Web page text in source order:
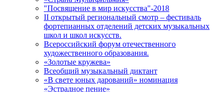
"Посвящение в мир искусства"-2018
II открытый региональный смотр – фестиваль
фортепианных отделений детских музыкальных
школ и школ искусств.
Всероссийский форум отечественного
художественного образования.
«Золотые кружева»
Всеобщий музыкальный диктант
«В свете юных дарований» номинация
«Эстрадное пение»